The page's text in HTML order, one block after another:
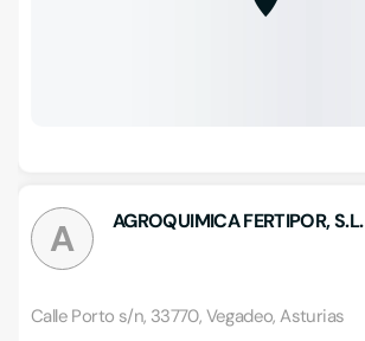
A AGROQUIMICA FERTIPOR, S.L.
Calle Porto s/n, 33770, Vegadeo, Asturias